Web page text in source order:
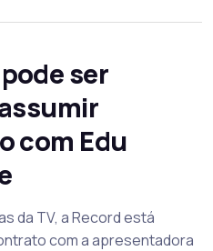
ser
com Edu
da TV, a Record está
com a apresentadora